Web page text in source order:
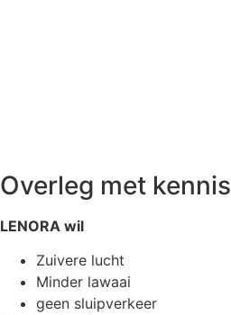
Overleg met kennis
LENORA wil
Zuivere lucht
Minder lawaai
geen sluipverkeer